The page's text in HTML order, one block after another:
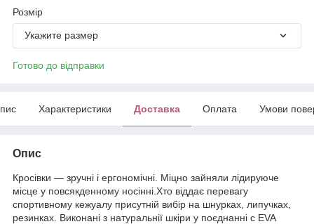
Розмір
Укажите размер
Готово до відправки
Характеристики Доставка Оплата Умови
Опис
Кросівки — зручні і ергономічні. Міцно зайняли лідируюче
місце у повсякденному носінні.Хто віддає перевагу
спортивному кежуалу присутній вибір на шнурках, липучках,
резинках. Виконані з натуральнії шкіри у поєднанні с EVA